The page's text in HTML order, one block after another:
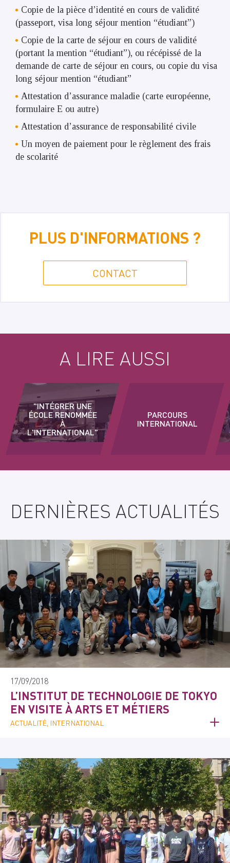
Copie de la pièce d’identité en cours de validité
(passeport, visa long séjour mention “étudiant”)
Copie de la carte de séjour en cours de validité
(portant la mention “étudiant”), ou récépissé de la
demande de carte de séjour en cours, ou copie du visa
long séjour mention “étudiant”
Attestation d’assurance maladie (carte européenne,
formulaire E ou autre)
Attestation d’assurance de responsabilité civile
Un moyen de paiement pour le règlement des frais
de scolarité
PLUS D'INFORMATIONS ?
CONTACT
A LIRE AUSSI
"INTÉGRER UNE
ÉCOLE RENOMMÉE
À
L'INTERNATIONAL"
PARCOURS
INTERNATIONAL
?
CONTACT
DERNIÈRES ACTUALITÉS
17/09/2018
L’INSTITUT DE TECHNOLOGIE DE TOKYO
EN VISITE À ARTS ET MÉTIERS
ACTUALITÉ, INTERNATIONAL